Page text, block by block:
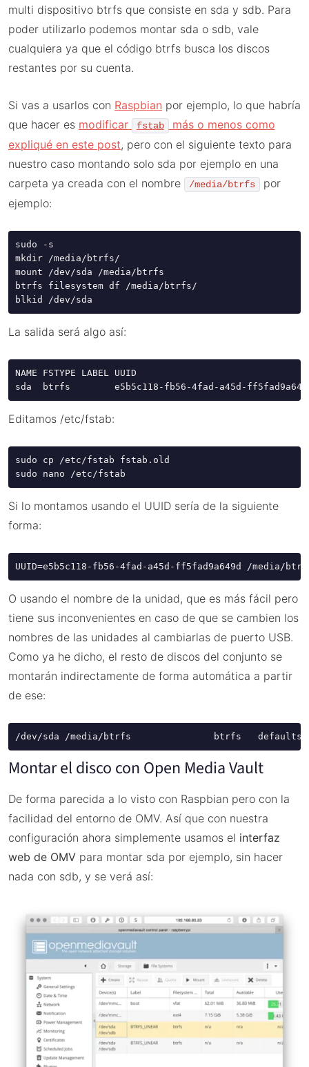
multi dispositivo btrfs que consiste en sda y sdb. Para
poder utilizarlo podemos montar sda o sdb, vale
cualquiera ya que el código btrfs busca los discos
restantes por su cuenta.
Si vas a usarlos con Raspbian por ejemplo, lo que habría
que hacer es modificar fstab más o menos como
expliqué en este post, pero con el siguiente texto para
nuestro caso montando solo sda por ejemplo en una
carpeta ya creada con el nombre
/media/btrfs por
ejemplo:
sudo -s
mkdir /media/btrfs/
mount /dev/sda /media/btrfs
btrfs filesystem df /media/btrfs/
blkid /dev/sda
La salida será algo así:
NAME FSTYPE LABEL UUID
sda  btrfs        e5b5c118-fb56-4fad-a45d-
Editamos /etc/fstab:
sudo cp /etc/fstab fstab.old
sudo nano /etc/fstab
Si lo montamos usando el UUID sería de la siguiente
forma:
UUID=e5b5c118-fb56-4fad-a45d-ff5fad9a649d /
O usando el nombre de la unidad, que es más fácil pero
tiene sus inconvenientes en caso de que se cambien los
nombres de las unidades al cambiarlas de puerto USB.
Como ya he dicho, el resto de discos del conjunto se
montarán indirectamente de forma automática a partir
de ese:
/dev/sda /media/btrfs               btrfs
Montar el disco con Open Media Vault
De forma parecida a lo visto con Raspbian pero con la
facilidad del entorno de OMV. Así que con nuestra
configuración ahora simplemente usamos el interfaz
web de OMV para montar sda por ejemplo, sin hacer
nada con sdb, y se verá así: